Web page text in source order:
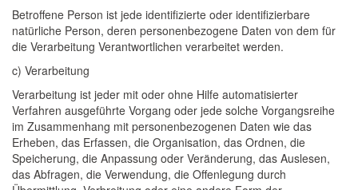
Betroffene Person ist jede identifizierte oder identifizierbare
natürliche Person, deren personenbezogene Daten von dem für
die Verarbeitung Verantwortlichen verarbeitet werden.
c) Verarbeitung
Verarbeitung ist jeder mit oder ohne Hilfe automatisierter
Verfahren ausgeführte Vorgang oder jede solche Vorgangsreihe
im Zusammenhang mit personenbezogenen Daten wie das
Erheben, das Erfassen, die Organisation, das Ordnen, die
Speicherung, die Anpassung oder Veränderung, das Auslesen,
das Abfragen, die Verwendung, die Offenlegung durch